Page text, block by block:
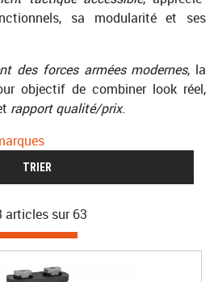
sa modularité et ses
des forces armées modernes, la
objectif de combiner look réel,
rapport qualité/prix.
TRIER
articles sur 63